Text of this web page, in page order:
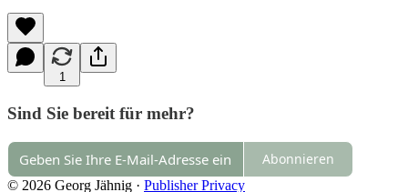
1
Sind Sie bereit für mehr?
Abonnieren
© 2026 Georg Jähnig · Publisher Privacy